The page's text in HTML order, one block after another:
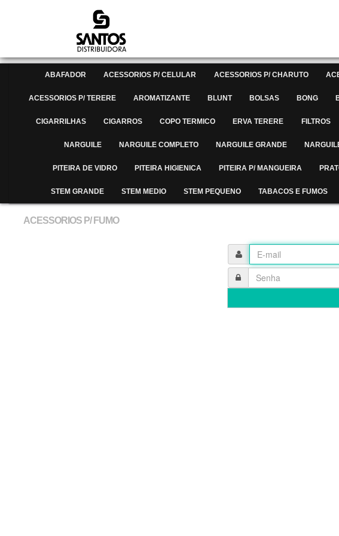
ABAFADOR ACESSORIOS P/ CELULAR ACESSORIOS P/ CHARUTO
ACESSORIOS P/ TERERE AROMATIZANTE BLUNT BOLSAS BONG
CIGARRILHAS CIGARROS COPO TERMICO ERVA TERERE FILTROS
NARGUILE NARGUILE COMPLETO NARGUILE GRANDE
PITEIRA DE VIDRO PITEIRA HIGIENICA PITEIRA P/ MANGUEIRA
STEM GRANDE STEM MEDIO STEM PEQUENO TABACOS E FUMOS
ACESSORIOS P/ FUMO